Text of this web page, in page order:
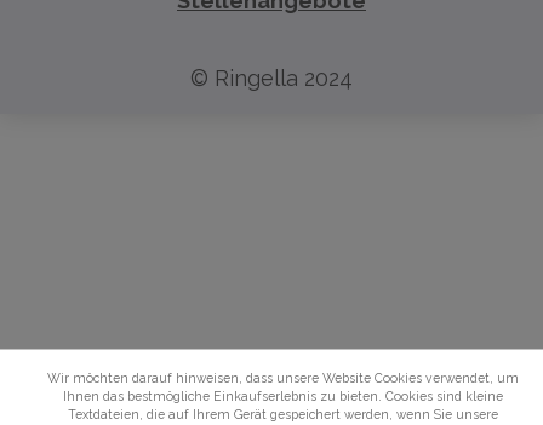
© Ringella 2024
Wir möchten darauf hinweisen, dass unsere Website Cookies verwendet, um
Ihnen das bestmögliche Einkaufserlebnis zu bieten. Cookies sind kleine
Textdateien, die auf Ihrem Gerät gespeichert werden, wenn Sie unsere